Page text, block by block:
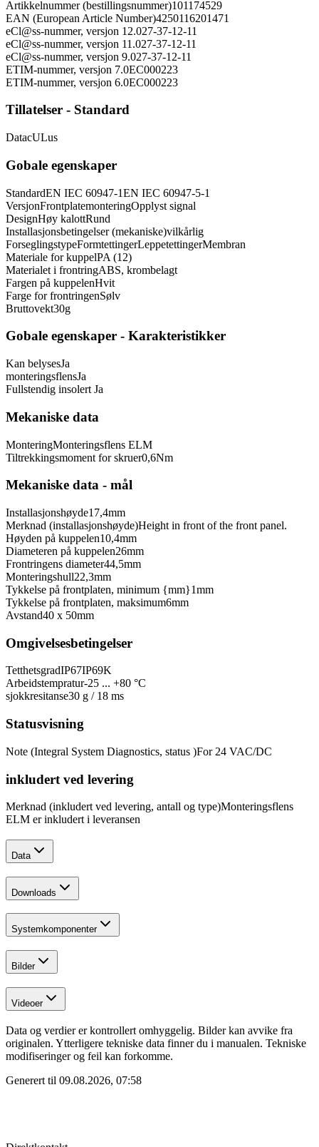
Artikkelnummer (bestillingsnummer)101174529
EAN (European Article Number)4250116201471
eCl@ss-nummer, versjon 12.027-37-12-11
eCl@ss-nummer, versjon 11.027-37-12-11
eCl@ss-nummer, versjon 9.027-37-12-11
ETIM-nummer, versjon 7.0EC000223
ETIM-nummer, versjon 6.0EC000223
Tillatelser - Standard
DatacULus
Gobale egenskaper
StandardEN IEC 60947-1EN IEC 60947-5-1
VersjonFrontplatemonteringOpplyst signal
DesignHøy kalottRund
Installasjonsbetingelser (mekaniske)vilkårlig
ForseglingstypeFormtettingerLeppetettingerMembran
Materiale for kuppelPA (12)
Materialet i frontringABS, krombelagt
Fargen på kuppelenHvit
Farge for frontringenSølv
Bruttovekt30g
Gobale egenskaper - Karakteristikker
Kan belysesJa
monteringsflensJa
Fullstendig insolert Ja
Mekaniske data
MonteringMonteringsflens ELM
Tiltrekkingsmoment for skruer0,6Nm
Mekaniske data - mål
Installasjonshøyde17,4mm
Merknad (installasjonshøyde)Height in front of the front panel.
Høyden på kuppelen10,4mm
Diameteren på kuppelen26mm
Frontringens diameter44,5mm
Monteringshull22,3mm
Tykkelse på frontplaten, minimum {mm}1mm
Tykkelse på frontplaten, maksimum6mm
Avstand40 x 50mm
Omgivelsesbetingelser
TetthetsgradIP67IP69K
Arbeidstempratur-25 ... +80 °C
sjokkresitanse30 g / 18 ms
Statusvisning
Note (Integral System Diagnostics, status )For 24 VAC/DC
inkludert ved levering
Merknad (inkludert ved levering, antall og type)Monteringsflens
ELM er inkludert i leveransen
Data
Downloads
Systemkomponenter
Bilder
Videoer
Data og verdier er kontrollert omhyggelig. Bilder kan avvike fra
originalen. Ytterligere tekniske data finner du i manualen. Tekniske
modifiseringer og feil kan forkomme.
Generert til 09.08.2026, 07:58